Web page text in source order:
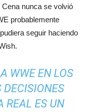
nunca se volvió
probablemente
seguir haciendo
WWE EN LOS
DECISIONES
REAL ES UN